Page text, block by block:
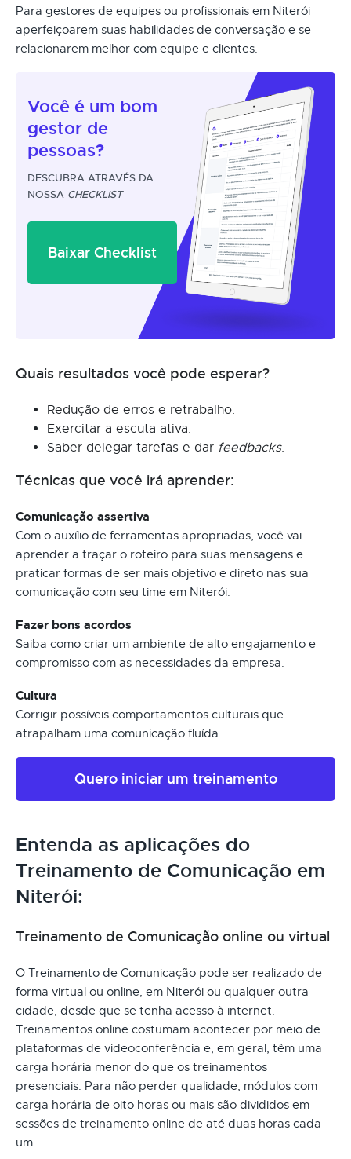
Para gestores de equipes ou profissionais em Niterói
aperfeiçoarem suas habilidades de conversação e se
relacionarem melhor com equipe e clientes.
Você é um bom
gestor de
pessoas?
DESCUBRA ATRAVÉS DA
NOSSA CHECKLIST
Baixar Checklist
Quais resultados você pode esperar?
Redução de erros e retrabalho.
Exercitar a escuta ativa.
Saber delegar tarefas e dar feedbacks.
Técnicas que você irá aprender:
Comunicação assertiva
Com o auxílio de ferramentas apropriadas, você vai
aprender a traçar o roteiro para suas mensagens e
praticar formas de ser mais objetivo e direto nas sua
comunicação com seu time em Niterói.
Fazer bons acordos
Saiba como criar um ambiente de alto engajamento e
compromisso com as necessidades da empresa.
Cultura
Corrigir possíveis comportamentos culturais que
atrapalham uma comunicação fluída.
Quero iniciar um treinamento
Entenda as aplicações do
Treinamento de Comunicação em
Niterói:
Treinamento de Comunicação online ou virtual
O Treinamento de Comunicação pode ser realizado de
forma virtual ou online, em Niterói ou qualquer outra
cidade, desde que se tenha acesso à internet.
Treinamentos online costumam acontecer por meio de
plataformas de videoconferência e, em geral, têm uma
carga horária menor do que os treinamentos
presenciais. Para não perder qualidade, módulos com
carga horária de oito horas ou mais são divididos em
sessões de treinamento online de até duas horas cada
um.